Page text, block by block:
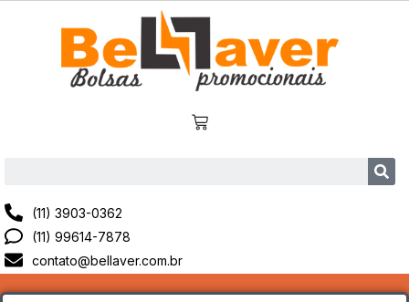
(11) 3903-0362
(11) 99614-7878
contato@bellaver.com.br